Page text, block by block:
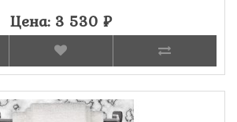
Цена: 3 530 ₽